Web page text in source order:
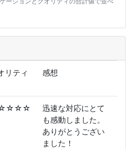
リティ 感想
迅速な対応にとて
も感動しました。
ありがとうござい
ました！